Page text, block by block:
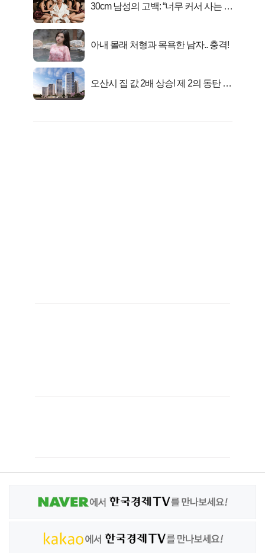
30cm 남성의 고백: “너무 커서 사는 게
아내 몰래 처형과 목욕한 남자.. 충격!
오산시 집 값 2배 상승! 제 2의 동탄 신